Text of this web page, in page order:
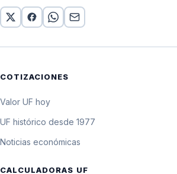
COTIZACIONES
Valor UF hoy
UF histórico desde 1977
Noticias económicas
CALCULADORAS UF